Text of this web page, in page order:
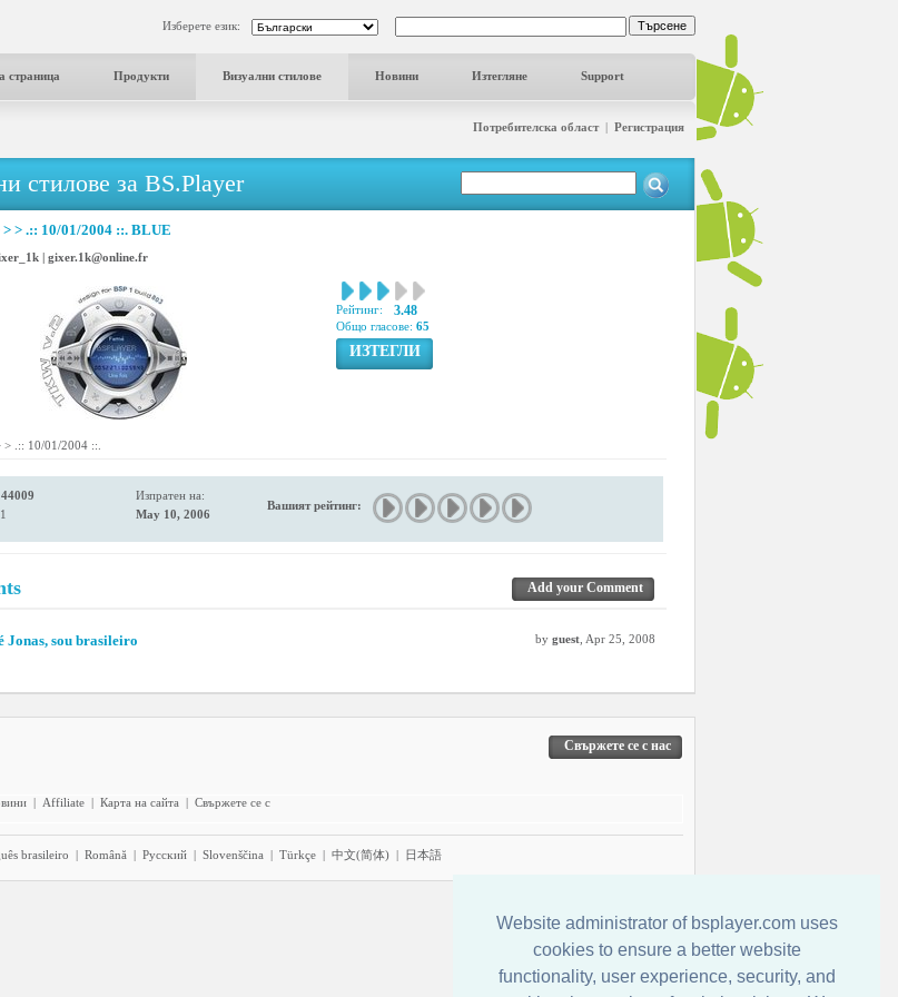
Website administrator of bsplayer.com uses
cookies to ensure a better website
functionality, user experience, security, and
Изберете език:
страница Продукти Визуални стилове Новини Изтегляне Support
Потребителска област| Регистрация
стилове за BS.Player
> > .:: 10/01/2004 ::. BLUE
| gixer.1k@online.fr
Рейтинг: 3.48
Общо гласове: 65
ИЗТЕГЛИ
.:: 10/01/2004 ::.
44009
Изпратен на:
May 10, 2006
Вашият рейтинг:
Add your Comment
Jonas, sou brasileiro by guest , Apr 25, 2008
Свържете се с нас
| Affiliate | Карта на сайта | Свържете се с
brasileiro | Română | Pyccĸий | Slovenščina | Türkçe | 中文(简体) | 日本語